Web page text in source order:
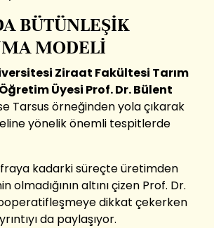
BÜTÜNLEŞİK
MODELİ
Ziraat Fakültesi Tarım
Üyesi Prof. Dr. Bülent
Tarsus örneğinden yola çıkarak
yönelik önemli tespitlerde
kadarki süreçte üretimden
olmadığının altını çizen Prof. Dr.
dikkat çekerken
da paylaşıyor.